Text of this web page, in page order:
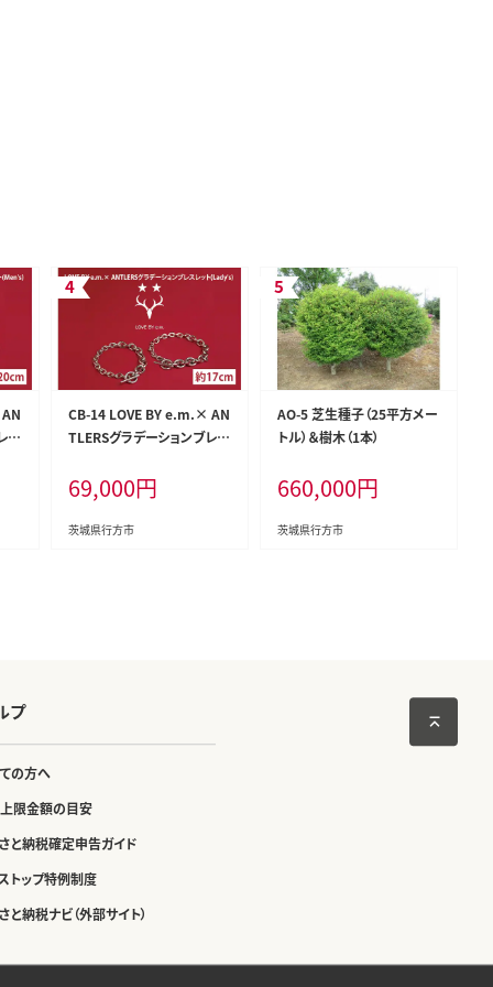
ス
CB-14 LOVE BY e.m.× AN
TLERSグラデーションブレス
69,000円
茨城県行方市
AO-5 芝生種子（25平方メー
トル）＆樹木（1本）
660,000円
茨城県行方市
プ
の方へ
限金額の目安
と納税確定申告ガイド
トップ特例制度
と納税ナビ（外部サイト）